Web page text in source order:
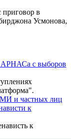
в
Усмонова,
с выборов
и частных лиц
к
к